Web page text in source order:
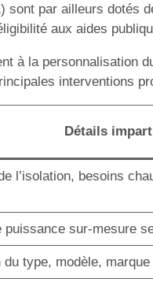
sont par ailleurs dotés
aux aides
à la
interventions
Détails
l’isolation, besoins
puissance sur-mesure
du type, modèle,